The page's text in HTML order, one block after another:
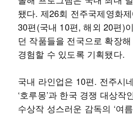
됐다. 제26회 전주국제영화
30편(국내 10편, 해외 20편)
던 작품들을 전국으로 확장
경험할 수 있도록 기획됐다.
국내 라인업은 10편. 전주시
‘호루몽’과 한국 경쟁 대상작
수상작 성스러운 감독의 ‘여